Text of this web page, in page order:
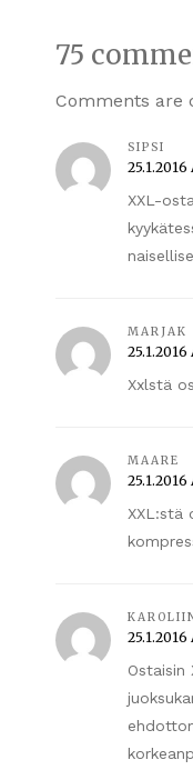
75
Comments are
SIPSI
25.1.2016
XXL-
MARJAK
25.1.2016
Xxlstä
MAARE
25.1.2016
XXL:stä
25.1.2016
Ostaisin